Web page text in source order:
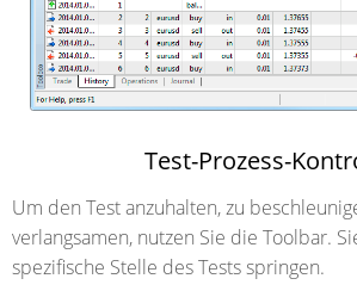
Test-Prozess-
Um den Test anzuhalten, zu
verlangsamen, nutzen Sie die Toolbar.
spezifische Stelle des Tests springen.